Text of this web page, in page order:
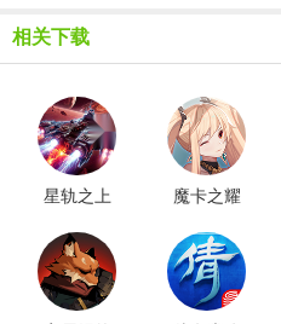
相关下载
星轨之上
魔卡之耀